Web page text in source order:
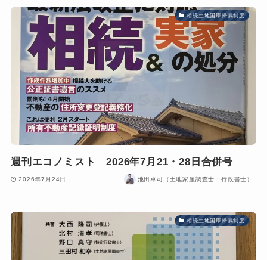
相続土地国庫帰属制度
週刊エコノミスト 2026年7月21・28日合併号
2026年7月24日 池田卓司（土地家屋調査士・行政書士）
相続土地国庫帰属制度